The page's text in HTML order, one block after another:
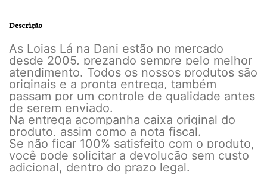
Descrição
As Lojas Lá na Dani estão no mercado
desde 2005, prezando sempre pelo melhor
atendimento. Todos os nossos produtos são
originais e a pronta entrega, também
passam por um controle de qualidade antes
de serem enviado.
Na entrega acompanha caixa original do
produto, assim como a nota fiscal.
Se não ficar 100% satisfeito com o produto,
você pode solicitar a devolução sem custo
adicional, dentro do prazo legal.